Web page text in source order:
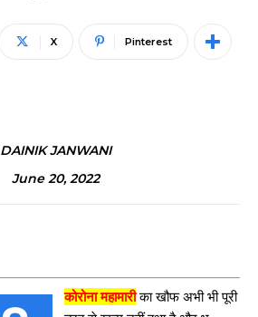
X Pinterest
DAINIK JANWANI
June 20, 2022
कोरोना महामारीका खौफ अभी भी पूरी